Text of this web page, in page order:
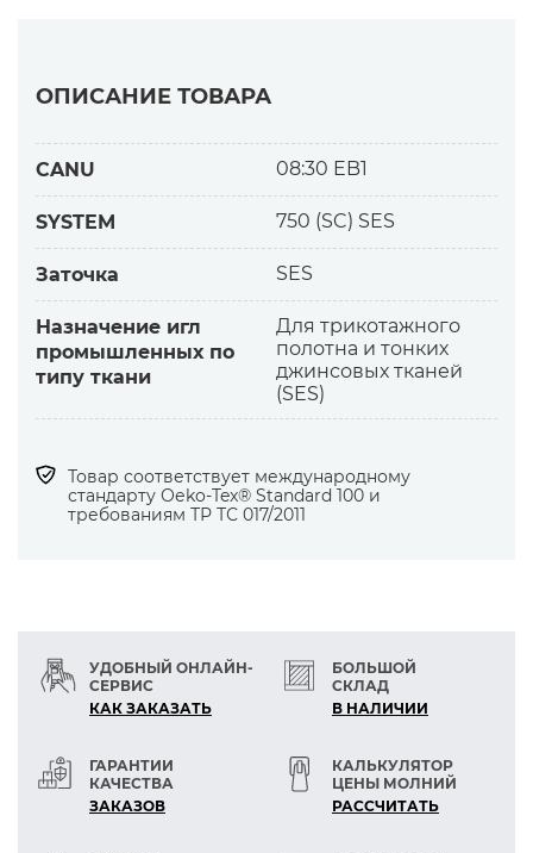
ОПИСАНИЕ ТОВАРА
CANU 08:30 EB1
SYSTEM 750 (SC) SES
Заточка SES
Назначение игл
промышленных по
типу ткани
Для трикотажного
полотна и тонких
джинсовых тканей
(SES)
Товар соответствует международному
стандарту Оеko-Tex® Standard 100 и
требованиям ТР ТС 017/2011
УДОБНЫЙ ОНЛАЙН-
СЕРВИС
КАК ЗАКАЗАТЬ
БОЛЬШОЙ
СКЛАД
В НАЛИЧИИ
ГАРАНТИИ
КАЧЕСТВА
ЗАКАЗОВ
КАЛЬКУЛЯТОР
ЦЕНЫ МОЛНИЙ
РАСCЧИТАТЬ